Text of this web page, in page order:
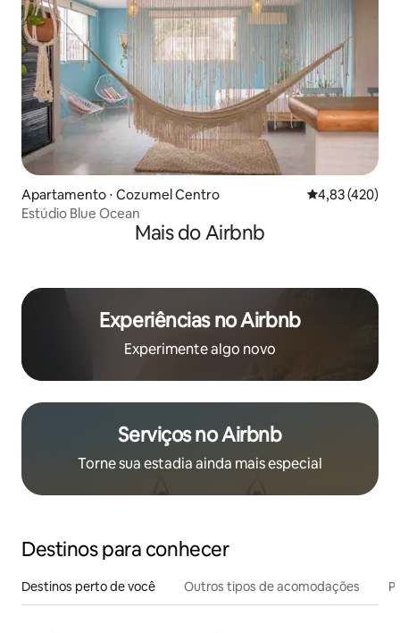
Apartamento ⋅ Cozumel Centro 4,83 de uma
4,83 (420)
Estúdio Blue Ocean
Mais do Airbnb
Experiências no Airbnb
Experimente algo novo
Serviços no Airbnb
Torne sua estadia ainda mais especial
Destinos para conhecer
Destinos perto de você Outros tipos de acomodações